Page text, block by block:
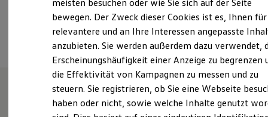
Software, Konnektivität & Apps
California App
VW Connect für Ihren ID. Buzz
VW Connect für Ihren Transporter/Caravelle
VW Connect für Ihren Amarok
VW Connect für andere Modelle
Connect Pro
Fleet Interface Data
Multistop Pathfinder
Übersicht Software Updates
Hilfreiches für Besitzer
Termin vereinbaren
Herzlich Willkommen bei der
meisten besuchen oder wie Sie sich auf der Seite
bewegen. Der Zweck dieser Cookies ist es, Ihnen für
relevantere und an Ihre Interessen angepasste
anzubieten. Sie werden außerdem dazu verwendet,
Erscheinungshäufigkeit einer Anzeige zu begrenzen
die Effektivität von Kampagnen zu messen und zu
steuern. Sie registrieren, ob Sie eine Webseite
haben oder nicht, sowie welche Inhalte genutzt